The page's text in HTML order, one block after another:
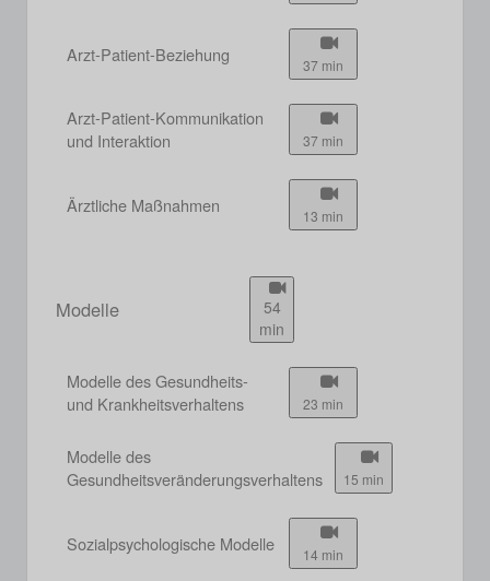
Arzt-Patient-Beziehung 37 min
Arzt-Patient-Kommunikation
und Interaktion
37 min
Ärztliche Maßnahmen 13 min
Modelle
54
min
Modelle des Gesundheits-
und Krankheitsverhaltens
23 min
Modelle des
Gesundheitsveränderungsverhaltens
15 min
Sozialpsychologische Modelle 14 min